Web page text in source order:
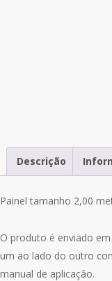
Descrição
Painel tamanho 2,00
O produto é enviado
um ao lado do outro
manual de aplicação.